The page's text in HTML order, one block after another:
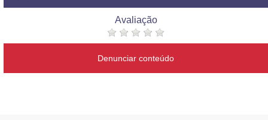
Avaliação
Denunciar conteúdo